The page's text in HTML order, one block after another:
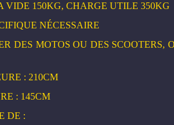
VIDE 150KG, CHARGE UTILE 350KG
NÉCESSAIRE
DES MOTOS OU DES
: 210CM
: 145CM
DE :